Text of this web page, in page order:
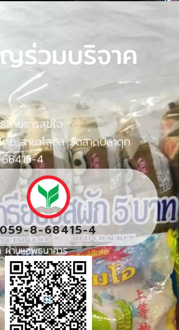
ร่วมบริจาค
ายธารสุขใจ
ทย สาขาโลตัส วัดลาดปลาดุก
4
8-68415-4
ผ่านแอพธนาคาร